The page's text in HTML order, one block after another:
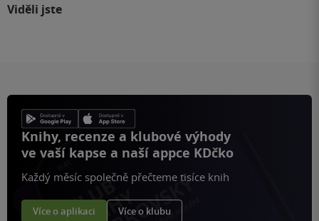
Viděli jste
Knihy, recenze a klubové výhody
ve vaší kapse a naší appce KDčko
Každý měsíc společně přečteme tisíce knih
Více o aplikaci Více o klubu